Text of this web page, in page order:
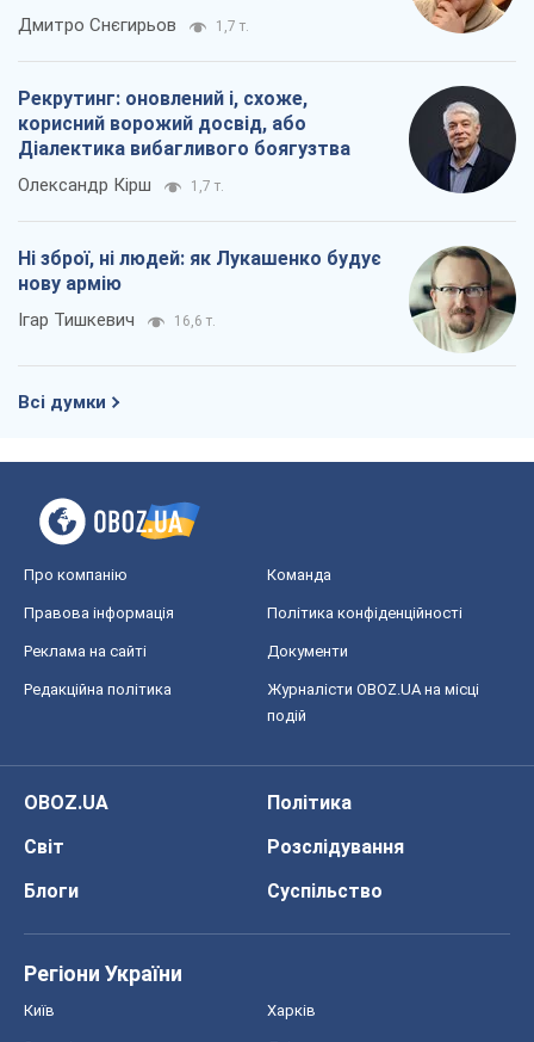
окупантів
Дмитро Снєгирьов 1,7 т.
Рекрутинг: оновлений і, схоже,
корисний ворожий досвід, або
Діалектика вибагливого боягузтва
Олександр Кірш 1,7 т.
Ні зброї, ні людей: як Лукашенко будує
нову армію
Ігар Тишкевич 16,6 т.
Всі думки
Про компанію Команда
Правова інформація Політика конфіденційності
Реклама на сайті Документи
Редакційна політика
Журналісти OBOZ.UA на місці
подій
OBOZ.UA
Політика
Світ
Розслідування
Блоги
Суспільство
Регіони України
Київ Харків